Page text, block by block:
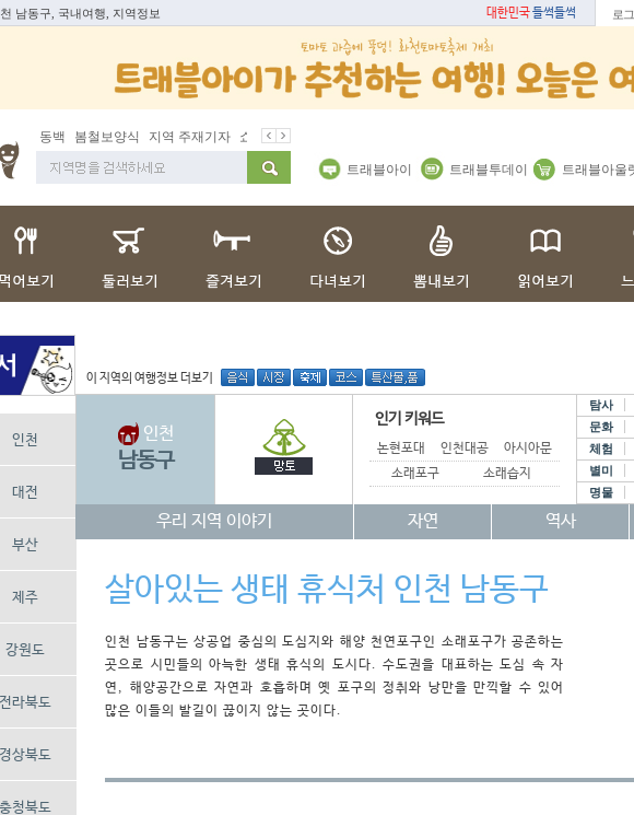
남동구, 국내여행, 지역정보 대한민국들썩들썩 로
동백 봄철보양식 지역 주재기자 쇼 미 더 트래블아이
트래블아이 트래블투데이 트래블아울
인천
대전
부산
제주
강원도
전라북도
경상북도
충청북도
이 지역의 여행정보 더보기
인천
남동구
인기 키워드
논현포대 인천대공원
아시아문화관
소래포구
소래습지 생태공원
탐사
문화
체험
별미
명물
우리 지역 이야기 자연 역사
살아있는 생태 휴식처 인천 남동구
인천 남동구는 상공업 중심의 도심지와 해양 천연포구인 소래포구가 공존하는
곳으로 시민들의 아늑한 생태 휴식의 도시다. 수도권을 대표하는 도심 속 자
연, 해양공간으로 자연과 호흡하며 옛 포구의 정취와 낭만을 만끽할 수 있어
많은 이들의 발길이 끊이지 않는 곳이다.